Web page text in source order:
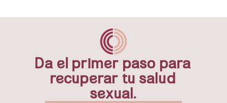
Da el primer paso para
recuperar tu salud
sexual.